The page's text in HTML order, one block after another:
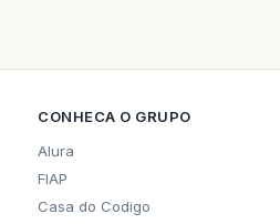
CONHECA O GRUPO
Alura
FIAP
Casa do Codigo